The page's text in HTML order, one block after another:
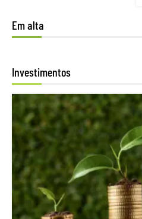
Em alta
Investimentos